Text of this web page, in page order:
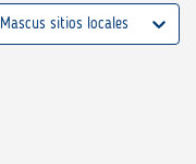
Mascus sitios locales